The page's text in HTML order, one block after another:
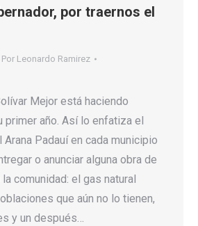
por traernos el
Por Leonardo Ramirez
Mejor está haciendo
primer año. Así lo enfatiza el
Arana Padauí en cada municipio
o anunciar alguna obra de
comunidad: el gas natural
que aún no lo tienen,
y un después…